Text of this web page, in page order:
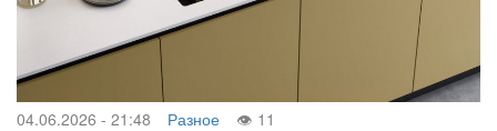
04.06.2026 - 21:48 Разное
11